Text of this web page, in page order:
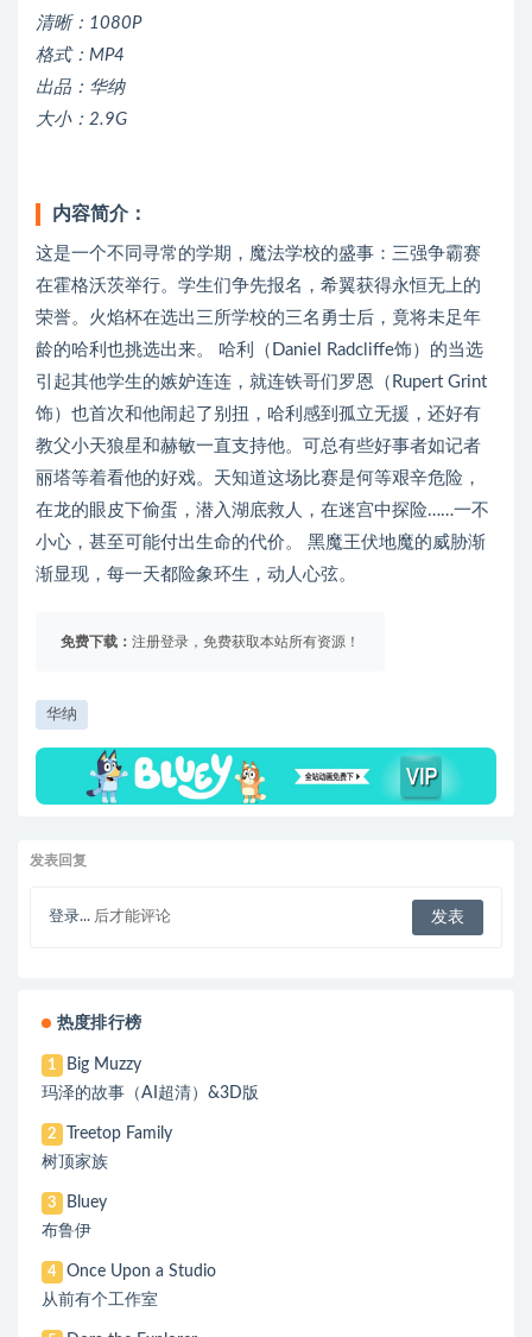
清晰：1080P
格式：MP4
出品：华纳
大小：2.9G
内容简介：
这是一个不同寻常的学期，魔法学校的盛事：三强争霸赛
在霍格沃茨举行。学生们争先报名，希翼获得永恒无上的
荣誉。火焰杯在选出三所学校的三名勇士后，竟将未足年
龄的哈利也挑选出来。 哈利（Daniel Radcliffe饰）的当选
引起其他学生的嫉妒连连，就连铁哥们罗恩（Rupert Grint
饰）也首次和他闹起了别扭，哈利感到孤立无援，还好有
教父小天狼星和赫敏一直支持他。可总有些好事者如记者
丽塔等着看他的好戏。天知道这场比赛是何等艰辛危险，
在龙的眼皮下偷蛋，潜入湖底救人，在迷宫中探险……一不
小心，甚至可能付出生命的代价。 黑魔王伏地魔的威胁渐
渐显现，每一天都险象环生，动人心弦。
免费下载： 注册登录，免费获取本站所有资源！
华纳
发表回复
登录... 后才能评论
热度排行榜
1
Big Muzzy
玛泽的故事（AI超清）&3D版
2
Treetop Family
树顶家族
3
Bluey
布鲁伊
4
Once Upon a Studio
从前有个工作室